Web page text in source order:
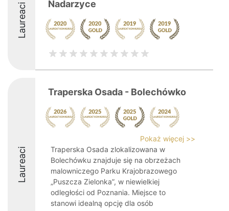
Laureaci
Nadarzyce
Laureaci
Traperska Osada - Bolechówko
Pokaż więcej >>
Traperska Osada zlokalizowana w
Bolechówku znajduje się na obrzeżach
malowniczego Parku Krajobrazowego
„Puszcza Zielonka”, w niewielkiej
odległości od Poznania. Miejsce to
stanowi idealną opcję dla osób